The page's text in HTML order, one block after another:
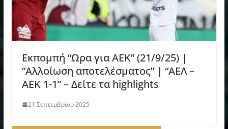
Εκπομπή “Ωρα για ΑΕΚ” (21/9/25) |
“Αλλοίωση αποτελέσματος” | “ΑΕΛ –
ΑΕΚ 1-1” – Δείτε τα highlights
21 Σεπτεμβρίου 2025